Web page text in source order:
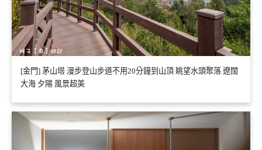
[金門] 茅山塔 漫步登山步道不用20分鐘到山頂 眺望水頭聚落 遼闊
大海 夕陽 風景超美